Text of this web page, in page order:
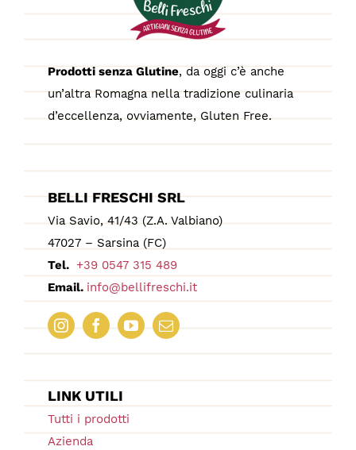
Prodotti senza Glutine, da oggi c’è anche
un’altra Romagna nella tradizione culinaria
d’eccellenza, ovviamente, Gluten Free.
BELLI FRESCHI SRL
Via Savio, 41/43 (Z.A. Valbiano)
47027 – Sarsina (FC)
Tel. +39 0547 315 489
Email. info@bellifreschi.it
LINK UTILI
Tutti i prodotti
Azienda